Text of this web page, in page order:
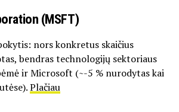
(MSFT)
nors konkretus skaičius
bendras technologijų sektoriaus
ir Microsoft (~-5 % nurodytas kai
Plačiau